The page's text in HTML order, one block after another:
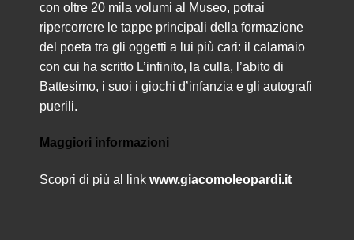
con oltre 20 mila volumi al Museo, potrai
ripercorrere le tappe principali della formazione
del poeta tra gli oggetti a lui più cari: il calamaio
con cui ha scritto L’infinito, la culla, l’abito di
Battesimo, i suoi i giochi d’infanzia e gli autografi
puerili.
Maggiori informazioni
Scopri di più al link www.giacomoleopardi.it